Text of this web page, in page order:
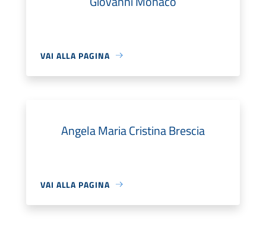
VAI ALLA PAGINA
Angela Maria Cristina Brescia
VAI ALLA PAGINA